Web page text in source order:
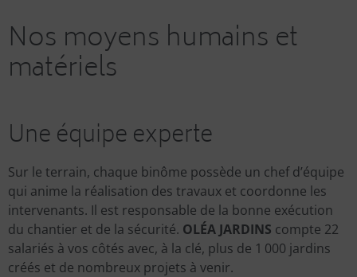
Nos moyens humains et
matériels
Une équipe experte
Sur le terrain, chaque binôme possède un chef d’équipe
qui anime la réalisation des travaux et coordonne les
intervenants. Il est responsable de la bonne exécution
du chantier et de la sécurité. OLÉA JARDINS compte 22
salariés à vos côtés avec, à la clé, plus de 1 000 jardins
créés et de nombreux projets à venir.